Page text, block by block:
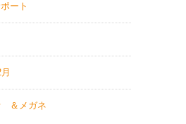
ート
＆メガネ